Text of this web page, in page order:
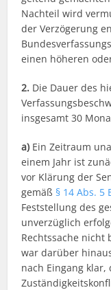
Nachteil wird
der Verzögerung
einen höheren
2. Die Dauer des
insgesamt 30
a) Ein Zeitraum
einem Jahr ist
vor Klärung der
gemäß § 14 Abs. 5
Feststellung des
unverzüglich
Rechtssache nicht
war darüber
nach Eingang